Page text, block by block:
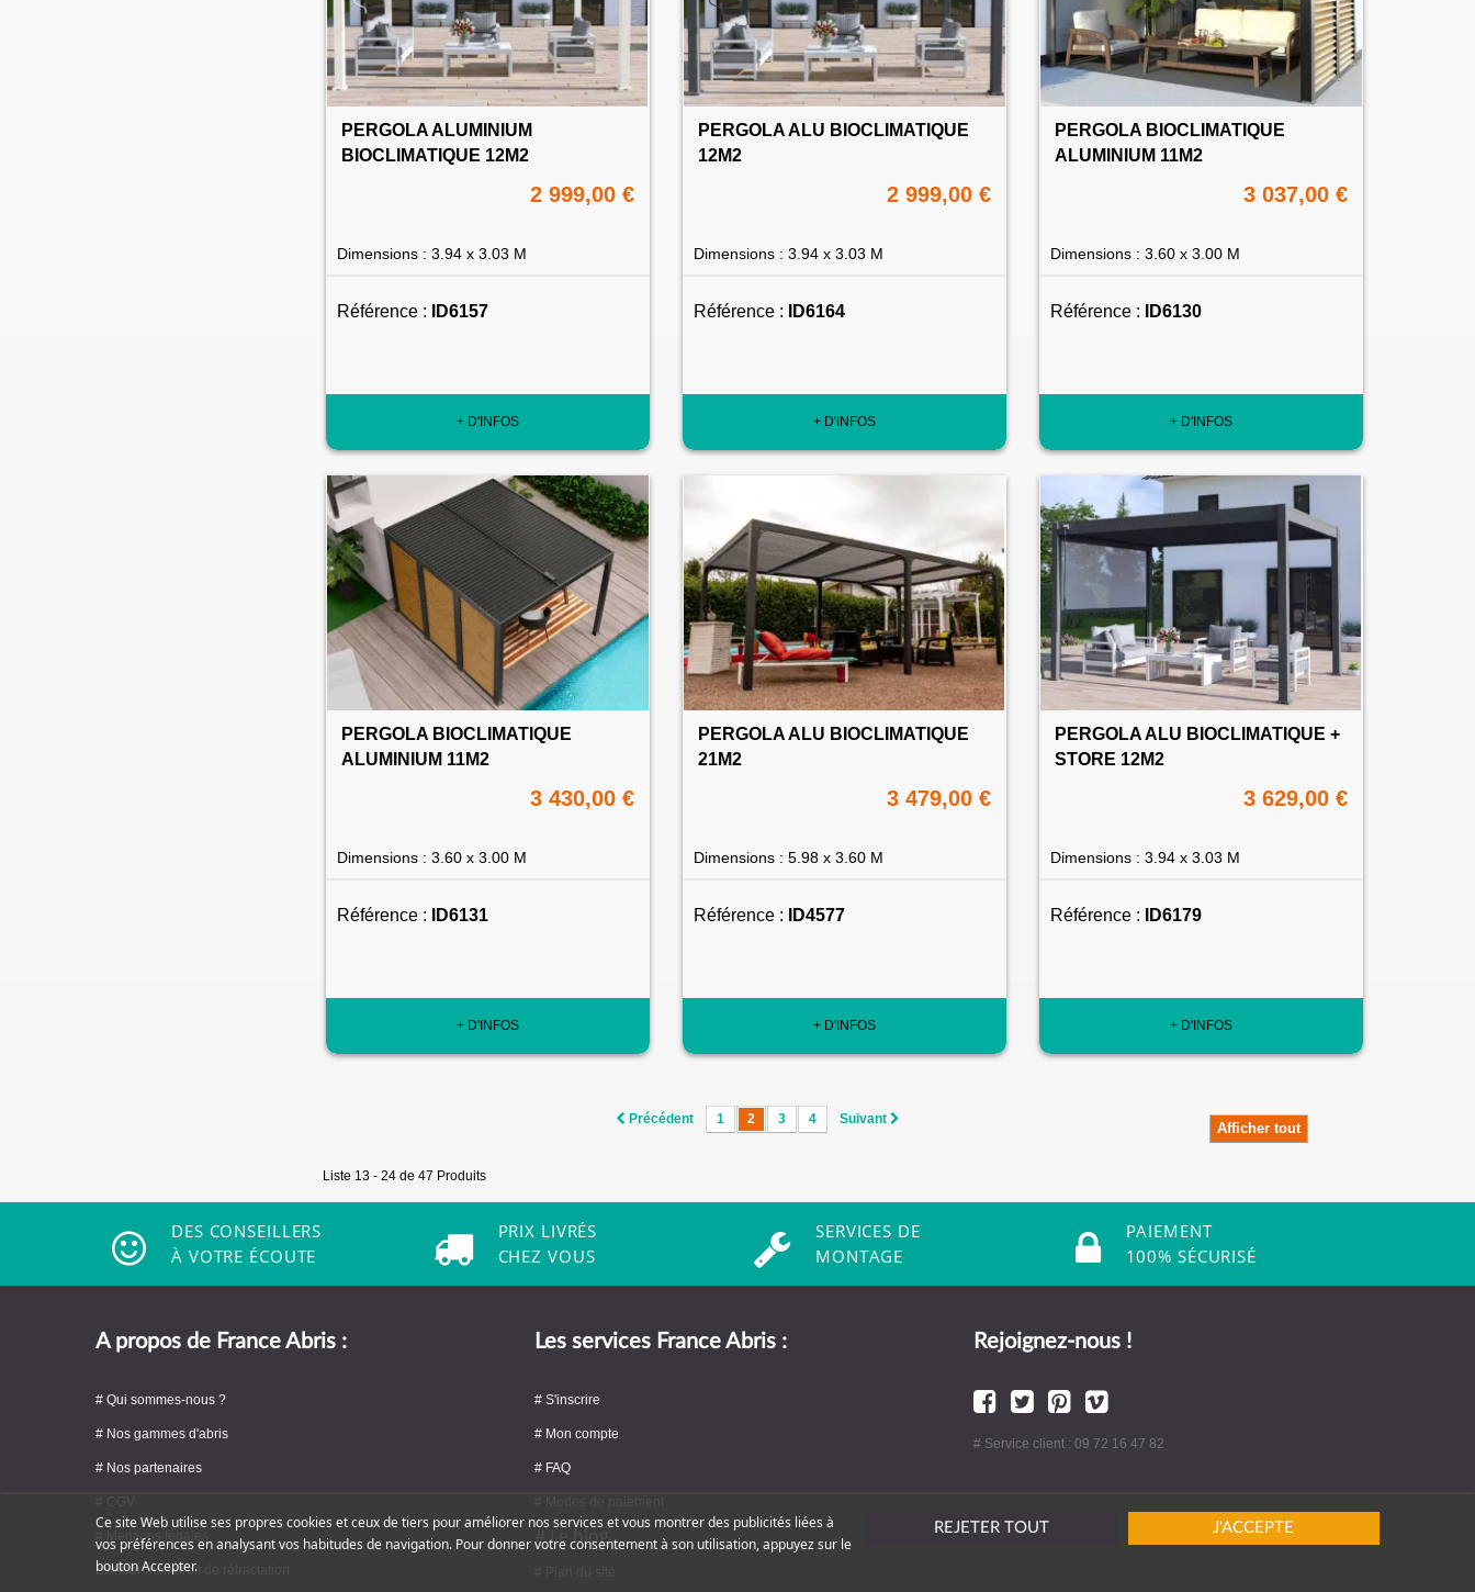
PERGOLA ALUMINIUM
BIOCLIMATIQUE 12M2
2 999,00 €
Dimensions : 3.94 x 3.03 M
Référence : ID6157
+ D'INFOS
PERGOLA ALU BIOCLIMATIQUE
12M2
2 999,00 €
Dimensions : 3.94 x 3.03 M
Référence : ID6164
+ D'INFOS
PERGOLA BIOCLIMATIQUE
ALUMINIUM 11M2
3 037,00 €
Dimensions : 3.60 x 3.00 M
Référence : ID6130
+ D'INFOS
PERGOLA BIOCLIMATIQUE
ALUMINIUM 11M2
3 430,00 €
Dimensions : 3.60 x 3.00 M
Référence : ID6131
+ D'INFOS
PERGOLA ALU BIOCLIMATIQUE
21M2
3 479,00 €
Dimensions : 5.98 x 3.60 M
Référence : ID4577
+ D'INFOS
PERGOLA ALU BIOCLIMATIQUE +
STORE 12M2
3 629,00 €
Dimensions : 3.94 x 3.03 M
Référence : ID6179
+ D'INFOS
Afficher tout
Précédent 1 2 3 4 Suivant
Liste 13 - 24 de 47 Produits
DES CONSEILLERS
À VOTRE ÉCOUTE
PRIX LIVRÉS
CHEZ VOUS
SERVICES DE
MONTAGE
PAIEMENT
100% SÉCURISÉ
A propos de France Abris :
# Qui sommes-nous ?
# Nos gammes d'abris
# Nos partenaires
# Mentions légales
Exercer mon droit de rétractation
Les services France Abris :
# S'inscrire
# Mon compte
# FAQ
# Le blog
Rejoignez-nous !
# Service client : 09 72 16 47 82
Ce site Web utilise ses propres cookies et ceux de tiers pour améliorer nos services et vous montrer des publicités liées à
vos préférences en analysant vos habitudes de navigation. Pour donner votre consentement à son utilisation, appuyez sur le
bouton Accepter.
REJETER TOUT J'ACCEPTE